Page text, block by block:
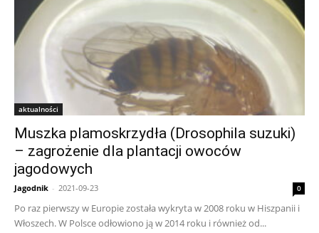
aktualności
Muszka plamoskrzydła (Drosophila suzuki)
– zagrożenie dla plantacji owoców
jagodowych
Jagodnik - 2021-09-23 0
Po raz pierwszy w Europie została wykryta w 2008 roku w Hiszpanii i
Włoszech. W Polsce odłowiono ją w 2014 roku i również od...